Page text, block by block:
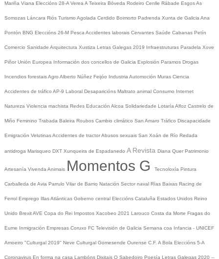
Mariña Viana Eleccións 28-A Verea A Teixeira Bóveda Rodeiro Cenlle Rábade EsgosAs
Somozas Láncara Riós Turismo Agolada Cerdido Boimorto Padrenda Xunta de Galicia Ana
Pontón BNG Eleccións 26-M Pesca Accidentes laborais Cervantes Saúde Cabanas Petín
Comercio Sanidade Arquitectura Xustiza Letras Galegas 2019 Infraestruturas Paradela Xove
Piñor Unión Europea Información dos concellos de Galicia Explosión Paramos Drogas
Incendios forestaisAgro Alberto Núñez Feijóo Industria Automoción Muras Ciencia
Accidentes de tráfico AP-9 Laboral Desaparicións Maltrato animal Consumo Internet
Natureza Violencia machista Redes Educación Alcoa Solidariedade Lotaría Alfoz Castrelo de
Miño Feminino Trabada Baleira Roubos Cambio climático San Amaro Tráfico Discapacidade
Emigración VelutinasAccidentes de tractorAbusos sexuais San Xoán de Río Redada
antidroga Marisqueo DXT Xunqueira de Espadanedo A Revista Diana Quer Patrimonio
Artesanía Vivenda Animais Momentos G Tecnoloxía Pintura
Carballeda de Avia Parrulo Vilar de Barrio Natación Sector naval Rías Baixas Racing de
Ferrol Emprego Illas Atlánticas Goberno central Eleccións Cataluña Estados Unidos Reino
Unido BrexitAVE Copa do Rei Impostos Xacobeo 2021 Larouco Costa da Morte Fragas do
Eume Inmigración Empresas Coruxo FC Televisión de Galicia Semana coa Infancia - UNICEF
Amoeiro "Culturgal 2019" Neve Culturgal Gomesende Ourense C.F. A Bola Eleccións 5-A
Coronavirus En forma na casa Lambóns Dixitais O Sabedoiro Poesía Letras Galegas 2020 --